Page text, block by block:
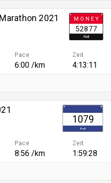
2021 M O N E Y
Rudi
52877
Pace
6:00 /km
Zeit
4:13:11
Rudi
1079
Pace
8:56 /km
Zeit
1:59:28